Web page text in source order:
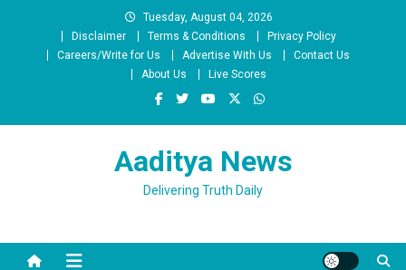
Tuesday, August 04, 2026
Disclaimer
Terms & Conditions
Privacy Policy
Careers/Write for Us
Advertise With Us
Contact Us
About Us
Live Scores
Aaditya News
Delivering Truth Daily